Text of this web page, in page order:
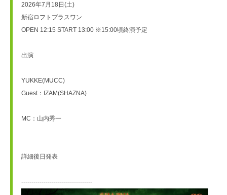
2026年7月18日(土)
新宿ロフトプラスワン
OPEN 12:15 START 13:00 ※15:00頃終演予定
出演
YUKKE(MUCC)
Guest：IZAM(SHAZNA)
MC：山内秀一
詳細後日発表
-----------------------------------